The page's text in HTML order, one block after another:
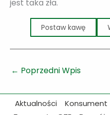
jest taka zła.
Postaw kawę
← Poprzedni Wpis
Aktualności Konsument